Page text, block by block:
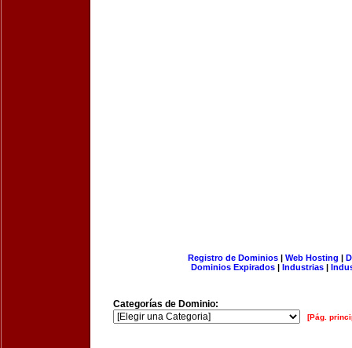
Registro de Dominios| Web Hosting |
Dominios Expirados | Industrias |
Categorías de Dominio:
[Pág.